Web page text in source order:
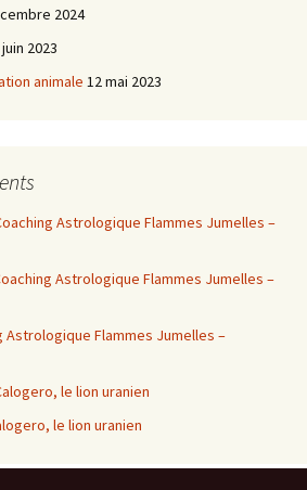
2024
2023
animale 12 mai 2023
Astrologique Flammes Jumelles –
Astrologique Flammes Jumelles –
Astrologique Flammes Jumelles –
le lion uranien
le lion uranien